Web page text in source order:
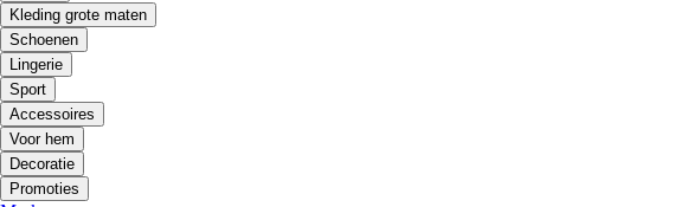
Kleding grote maten
Schoenen
Lingerie
Sport
Accessoires
Voor hem
Decoratie
Promoties